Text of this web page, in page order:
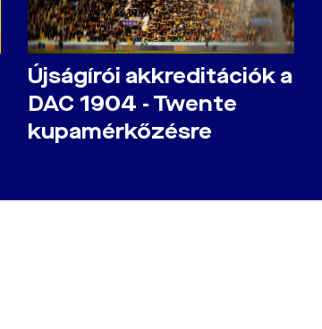
Újságírói akkreditációk a
DAC 1904 - Twente
kupamérkőzésre